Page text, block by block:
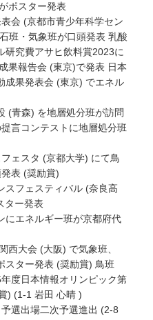
ポスター発表
会 (京都市青少年科学セン
班・気象班が口頭発表 乳酸
研究費アサヒ飲料賞2023に
果報告会 (東京)で発表 日本
成果発表会 (東京) でエネル
(青森) を地層処分班が訪問
言コンテストに地層処分班
ェスタ (京都大学) にて鳥
表 (奨励賞)
スフェスティバル (奈良高
ター発表
にエネルギー班が京都府代
西大会 (大阪) で気象班、
スター発表 (奨励賞) 鳥班
度日本情報オリンピック第
) (1-1 岩田 心晴 )
選出場二次予選進出 (2-8